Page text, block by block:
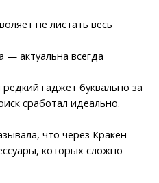
не листать весь
— актуальна всегда
гаджет буквально за
сработал идеально.
что через Кракен
которых сложно